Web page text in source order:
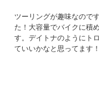
ツーリングが趣味なので
た！大容量でバイクに積
す。デイトナのようにト
ていいかなと思ってます！